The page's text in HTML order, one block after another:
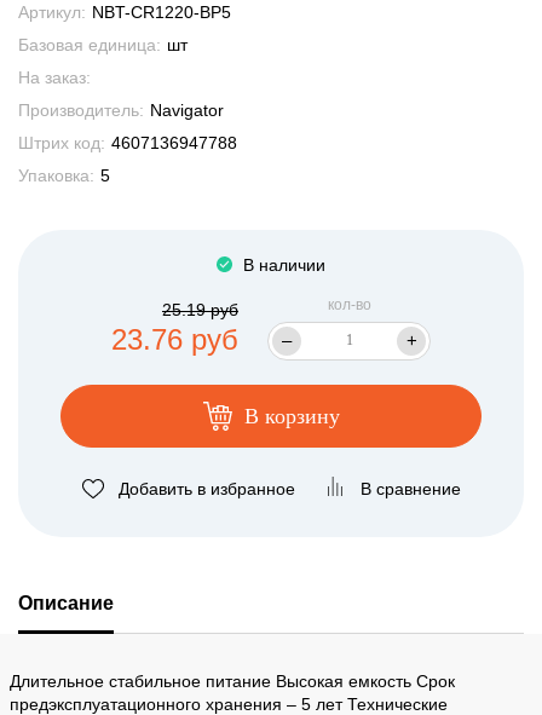
Артикул: NBT-CR1220-BP5
Базовая единица: шт
На заказ:
Производитель: Navigator
Штрих код: 4607136947788
Упаковка: 5
В наличии
25.19 руб
23.76 руб
кол-во
– +
В корзину
Добавить в избранное В сравнение
Описание
Длительное стабильное питание Высокая емкость Срок
предэксплуатационного хранения – 5 лет Технические